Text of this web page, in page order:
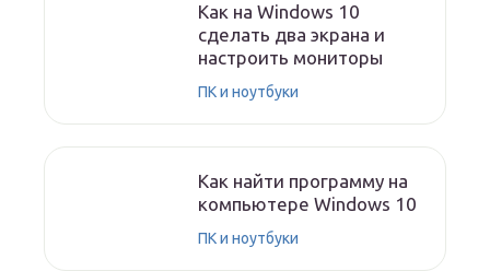
Как на Windows 10
сделать два экрана и
настроить мониторы
ПК и ноутбуки
Как найти программу на
компьютере Windows 10
ПК и ноутбуки